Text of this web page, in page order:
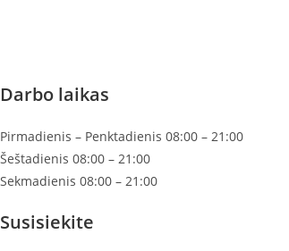
Darbo laikas
Pirmadienis – Penktadienis 08:00 – 21:00
Šeštadienis 08:00 – 21:00
Sekmadienis 08:00 – 21:00
Susisiekite